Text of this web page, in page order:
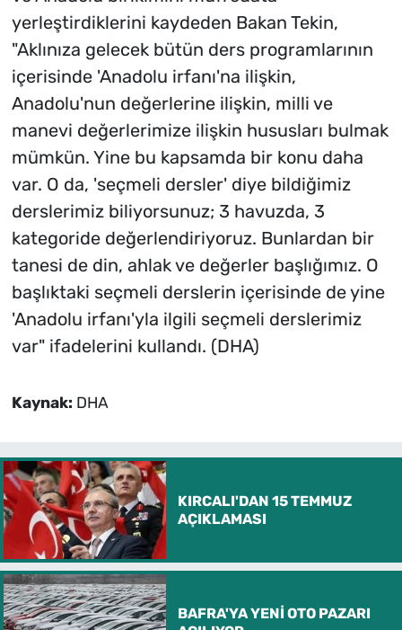
yerleştirdiklerini kaydeden Bakan Tekin,
"Aklınıza gelecek bütün ders programlarının
içerisinde 'Anadolu irfanı'na ilişkin,
Anadolu'nun değerlerine ilişkin, milli ve
manevi değerlerimize ilişkin hususları bulmak
mümkün. Yine bu kapsamda bir konu daha
var. O da, 'seçmeli dersler' diye bildiğimiz
derslerimiz biliyorsunuz; 3 havuzda, 3
kategoride değerlendiriyoruz. Bunlardan bir
tanesi de din, ahlak ve değerler başlığımız. O
başlıktaki seçmeli derslerin içerisinde de yine
'Anadolu irfanı'yla ilgili seçmeli derslerimiz
var" ifadelerini kullandı. (DHA)
Kaynak: DHA
KIRCALI'DAN 15 TEMMUZ
AÇIKLAMASI
BAFRA'YA YENİ OTO PAZARI